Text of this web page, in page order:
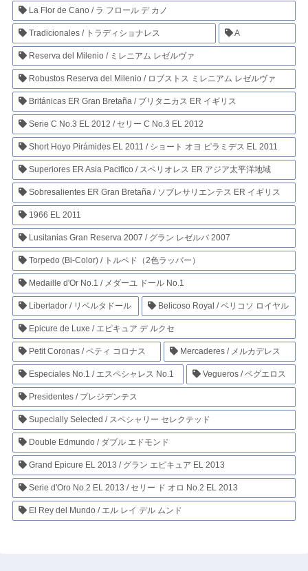
La Flor de Cano / ラ フロール デ カノ
Tradicionales / トラディショナレス A
Reserva del Milenio / ミレニアム レゼルヴァ
Robustos Reserva del Milenio / ロブストス ミレニアム レゼルヴァ
Británicas ER Gran Bretaña / ブリタニカス ER イギリス
Serie C No.3 EL 2012 / セリー C No.3 EL 2012
Short Hoyo Pirámides EL 2011 / ショート オヨ ピラミデス EL 2011
Superiores ER Asia Pacifico / スペリオレス ER アジア太平洋地域
Sobresalientes ER Gran Bretaña / ソブレサリエンテス ER イギリス
1966 EL 2011
Lusitanias Gran Reserva 2007 / グラン レゼルバ 2007
Torpedo (Bi-Color) / トルペド（2色ラッパー）
Medaille d'Or No.1 / メダーユ ドール No.1
Libertador / リベルタドール Belicoso Royal / ベリコソ ロイヤル
Epicure de Luxe / エピキュア デ ルクセ
Petit Coronas / ペティ コロナス Mercaderes / メルカデレス
Especiales No.1 / エスペシャレス No.1 Vegueros / ベグエロス
Presidentes / プレジデンテス
Supecially Selected / スペシャリー セレクテッド
Double Edmundo / ダブル エドモンド
Grand Epicure EL 2013 / グラン エピキュア EL 2013
Serie d'Oro No.2 EL 2013 / セリー ド オロ No.2 EL 2013
El Rey del Mundo / エル レイ デル ムンド